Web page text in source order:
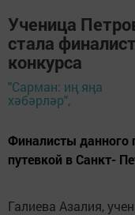
Ученица
стала
конкурса
"Сарман: иң яңа
хәбәрләр",
Финалисты данного
путевкой в Санкт-
Галиева Азалия,